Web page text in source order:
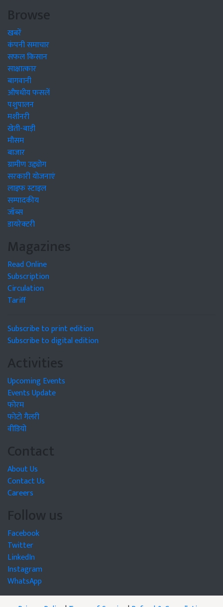
Browse
खबरें
कंपनी समाचार
सफल किसान
साक्षात्कार
बागवानी
औषधीय फसलें
पशुपालन
मशीनरी
खेती-बाड़ी
मौसम
बाजार
ग्रामीण उद्द्योग
सरकारी योजनाएं
लाइफ स्टाइल
सम्पादकीय
जॉब्स
डायरेक्टरी
Magazines
Read Online
Subscription
Circulation
Tariff
Subscribe to print edition
Subscribe to digital edition
Activities
Upcoming Events
Events Update
फोरम
फोटो गैलरी
वीडियो
Contact
About Us
Contact Us
Careers
Follow us
Facebook
Twitter
LinkedIn
Instagram
WhatsApp